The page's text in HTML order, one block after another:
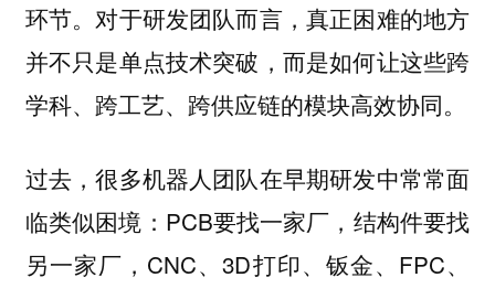
环节。对于研发团队而言，真正困难的地方
并不只是单点技术突破，而是如何让这些跨
学科、跨工艺、跨供应链的模块高效协同。
过去，很多机器人团队在早期研发中常常面
临类似困境：PCB要找一家厂，结构件要找
另一家厂，CNC、3D打印、钣金、FPC、